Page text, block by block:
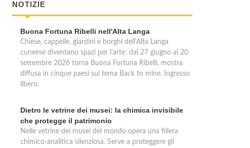
NOTIZIE
Buona Fortuna Ribelli nell'Alta Langa
Chiese, cappelle, giardini e borghi dell'Alta Langa
cuneese diventano spazi per l'arte: dal 27 giugno al 20
settembre 2026 torna Buona Fortuna Ribelli, mostra
diffusa in cinque paesi sul tema Back to mine. Ingresso
libero.
Dietro le vetrine dei musei: la chimica invisibile
che protegge il patrimonio
Nelle vetrine dei musei del mondo opera una filiera
chimico-analitica silenziosa. Serve a proteggere gli